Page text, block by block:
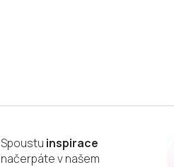
Spoustu inspirace
načerpáte v našem